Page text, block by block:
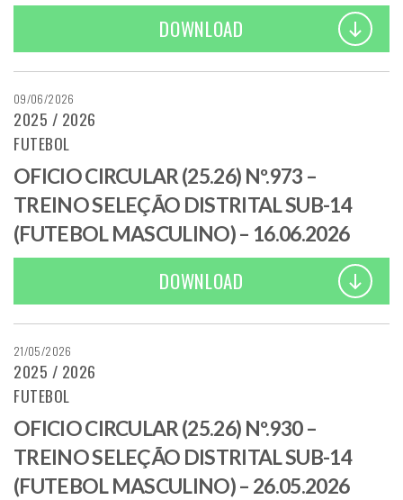
DOWNLOAD
09/06/2026
2025 / 2026
FUTEBOL
OFICIO CIRCULAR (25.26) Nº.973 –
TREINO SELEÇÃO DISTRITAL SUB-14
(FUTEBOL MASCULINO) – 16.06.2026
DOWNLOAD
21/05/2026
2025 / 2026
FUTEBOL
OFICIO CIRCULAR (25.26) Nº.930 –
TREINO SELEÇÃO DISTRITAL SUB-14
(FUTEBOL MASCULINO) – 26.05.2026